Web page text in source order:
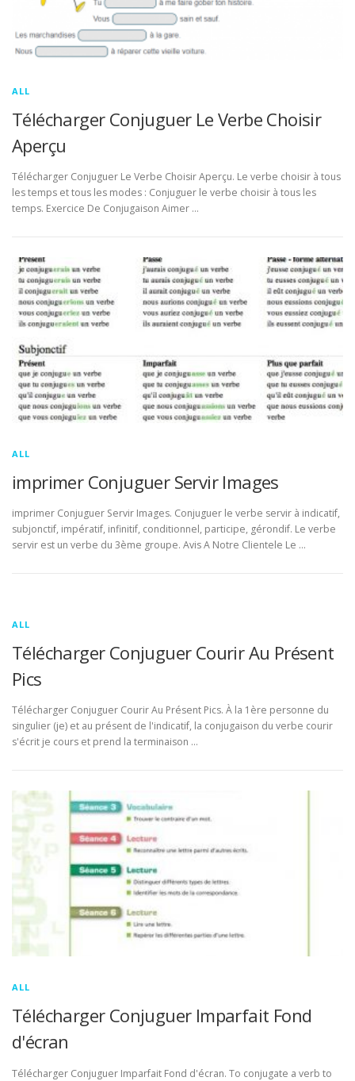
ALL
Télécharger Conjuguer Le Verbe Choisir
Aperçu
Télécharger Conjuguer Le Verbe Choisir Aperçu. Le verbe choisir à tous
les temps et tous les modes : Conjuguer le verbe choisir à tous les
temps. Exercice De Conjugaison Aimer …
ALL
imprimer Conjuguer Servir Images
imprimer Conjuguer Servir Images. Conjuguer le verbe servir à indicatif,
subjonctif, impératif, infinitif, conditionnel, participe, gérondif. Le verbe
servir est un verbe du 3ème groupe. Avis A Notre Clientele Le …
ALL
Télécharger Conjuguer Courir Au Présent
Pics
Télécharger Conjuguer Courir Au Présent Pics. À la 1ère personne du
singulier (je) et au présent de l'indicatif, la conjugaison du verbe courir
s'écrit je cours et prend la terminaison …
ALL
Télécharger Conjuguer Imparfait Fond
d'écran
Télécharger Conjuguer Imparfait Fond d'écran. To conjugate a verb to